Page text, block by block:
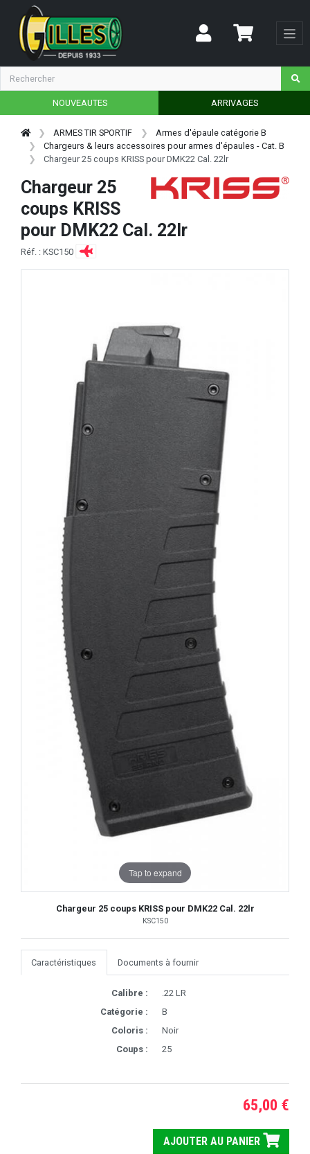
NOUVEAUTES ARRIVAGES
ARMES TIR SPORTIF
Armes d'épaule catégorie B
Chargeurs & leurs accessoires pour armes d'épaules - Cat. B
Chargeur 25 coups KRISS pour DMK22 Cal. 22lr
Chargeur 25
coups KRISS
pour DMK22 Cal. 22lr
Réf. : KSC150
Tap to expand
Chargeur 25 coups KRISS pour DMK22 Cal. 22lr
KSC150
Caractéristiques Documents à fournir
Calibre :
.22 LR
Catégorie :
B
Coloris :
Noir
Coups :
25
65,00 €
AJOUTER AU PANIER